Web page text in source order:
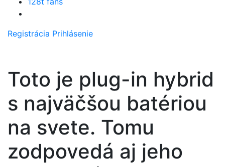
Registrácia Prihlásenie
Toto je plug-in hybrid
s najväčšou batériou
na svete. Tomu
zodpovedá aj jeho